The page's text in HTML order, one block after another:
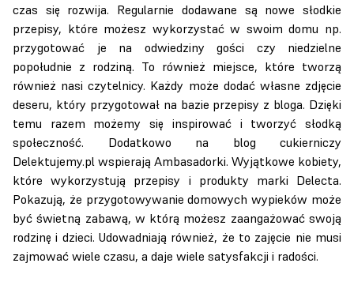
czas się rozwija. Regularnie dodawane są nowe słodkie
przepisy, które możesz wykorzystać w swoim domu np.
przygotować je na odwiedziny gości czy niedzielne
popołudnie z rodziną. To również miejsce, które tworzą
również nasi czytelnicy. Każdy może dodać własne zdjęcie
deseru, który przygotował na bazie przepisy z bloga. Dzięki
temu razem możemy się inspirować i tworzyć słodką
społeczność. Dodatkowo na blog cukierniczy
Delektujemy.pl wspierają Ambasadorki. Wyjątkowe kobiety,
które wykorzystują przepisy i produkty marki Delecta.
Pokazują, że przygotowywanie domowych wypieków może
być świetną zabawą, w którą możesz zaangażować swoją
rodzinę i dzieci. Udowadniają również, że to zajęcie nie musi
zajmować wiele czasu, a daje wiele satysfakcji i radości.